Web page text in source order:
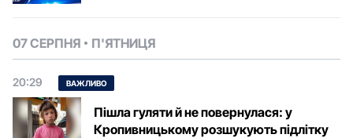
07 СЕРПНЯ П'ЯТНИЦЯ
20:29 ВАЖЛИВО
Пішла гуляти й не повернулася: у
Кропивницькому розшукують підлітку